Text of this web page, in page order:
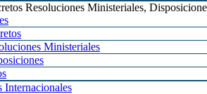
Resoluciones Ministeriales,
Ministeriales
Internacionales